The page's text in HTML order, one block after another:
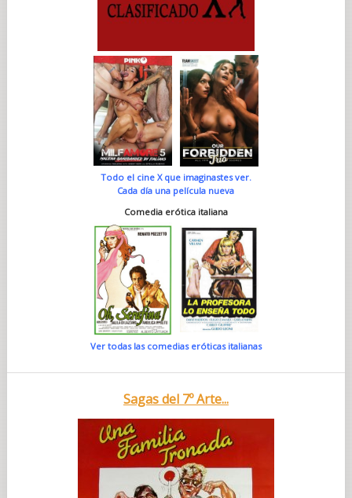
Todo el cine X que imaginastes ver.
Cada día una película nueva
Comedia erótica italiana
Ver todas las comedias eróticas italianas
Sagas del 7º Arte...